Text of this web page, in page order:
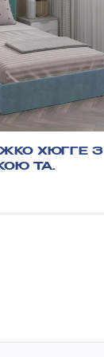
ХЮГГЕ З
ТА